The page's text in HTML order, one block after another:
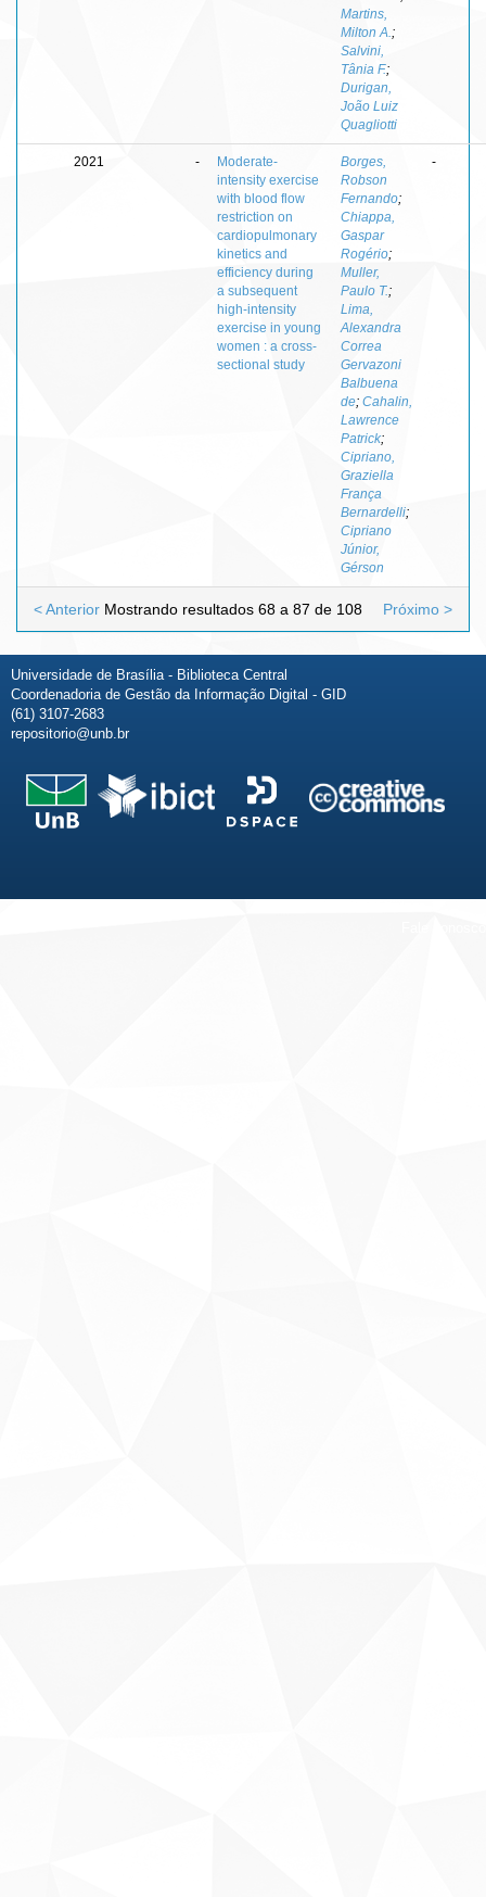
Martins,
Milton A. ;
Salvini,
Tânia F.;
Durigan,
João Luiz
Quagliotti
2021 -
Moderate-
intensity exercise
with blood flow
restriction on
cardiopulmonary
kinetics and
efficiency during
a subsequent
high-intensity
exercise in young
women : a cross-
sectional study
Borges,
Robson
Fernando;
Chiappa,
Gaspar
Rogério;
Muller,
Paulo T.;
Lima,
Alexandra
Correa
Gervazoni
Balbuena
de; Cahalin,
Lawrence
Patrick;
Cipriano,
Graziella
França
Bernardelli;
Cipriano
Júnior,
Gérson
-
Mostrando resultados 68 a 87 de 108
< Anterior Próximo >
Universidade de Brasília - Biblioteca Central
Coordenadoria de Gestão da Informação Digital - GID
(61) 3107-2683
repositorio@unb.br